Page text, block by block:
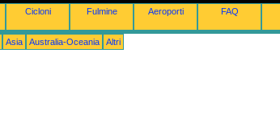
Cicloni Fulmine Aeroporti FAQ
Asia Australia-Oceania Altri